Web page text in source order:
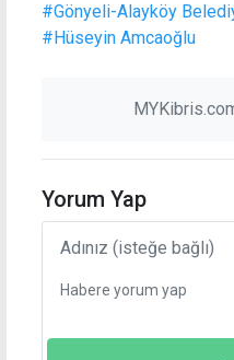
#Gönyeli-Alayköy
#Hüseyin Amcaoğlu
Yorum Yap